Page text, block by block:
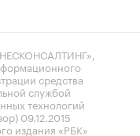
средства
службой
технологий
09.12.2015
издания «РБК»